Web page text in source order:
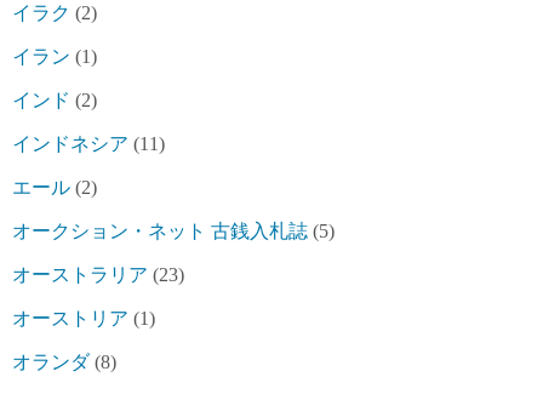
イラク (2)
イラン (1)
インド (2)
インドネシア (11)
エール (2)
オークション・ネット 古銭入札誌 (5)
オーストラリア (23)
オーストリア (1)
オランダ(8)